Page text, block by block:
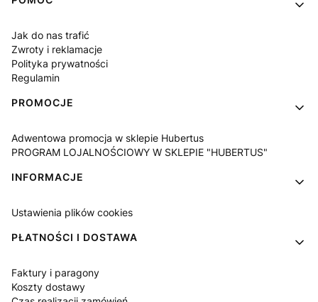
Jak do nas trafić
Zwroty i reklamacje
Polityka prywatności
Regulamin
PROMOCJE
Adwentowa promocja w sklepie Hubertus
PROGRAM LOJALNOŚCIOWY W SKLEPIE "HUBERTUS"
INFORMACJE
Ustawienia plików cookies
PŁATNOŚCI I DOSTAWA
Faktury i paragony
Koszty dostawy